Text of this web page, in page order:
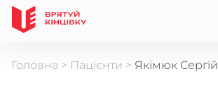
Головна > Пацієнти > Якімюк Сергій